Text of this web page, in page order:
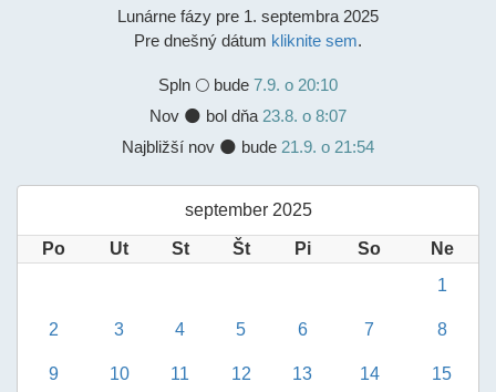
Lunárne fázy pre 1. septembra 2025
Pre dnešný dátum kliknite sem.
Spln 🌕 bude 7.9. o 20:10
Nov 🌑 bol dňa 23.8. o 8:07
Najbližší nov 🌑 bude 21.9. o 21:54
september 2025
Po Ut St Št Pi So
Ne
1
2 3 4 5 6 7 8
9 10 11 12 13 14 15